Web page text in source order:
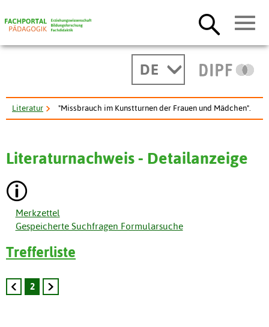
DE
Literatur "Missbrauch im Kunstturnen der Frauen und Mädchen".
Literaturnachweis - Detailanzeige
Merkzettel
Gespeicherte Suchfragen Formularsuche
Trefferliste
2